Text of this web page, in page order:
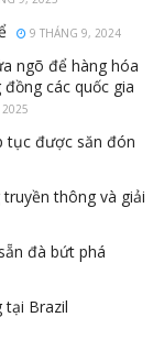
9 THÁNG 9, 2024
ngõ để hàng hóa
các quốc gia
tục được săn đón
thông và giải
đà bứt phá
tại Brazil